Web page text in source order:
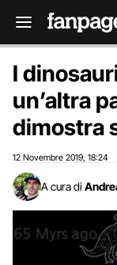
I
un’altra
dimostra
12 Novembre 2019 18:24
A cura di